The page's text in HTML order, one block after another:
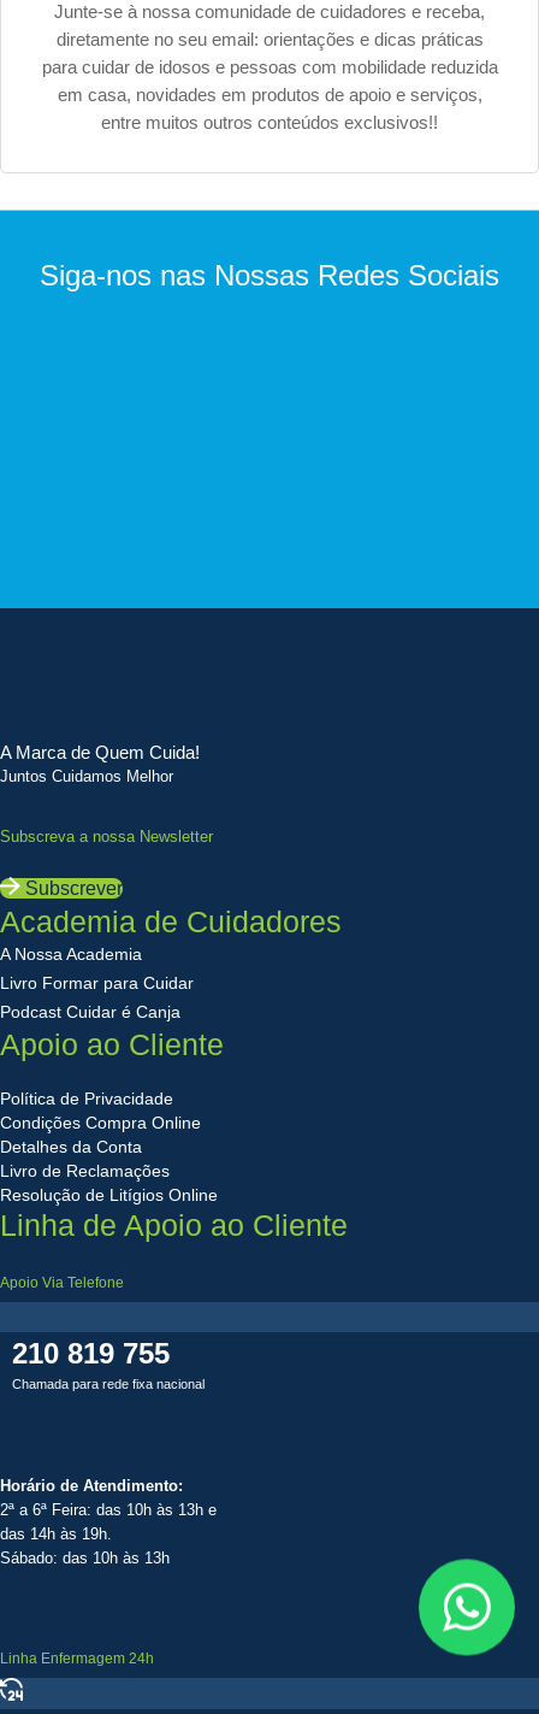
Junte-se à nossa comunidade de cuidadores e receba,
diretamente no seu email: orientações e dicas práticas
para cuidar de idosos e pessoas com mobilidade reduzida
em casa, novidades em produtos de apoio e serviços,
entre muitos outros conteúdos exclusivos!!
Siga-nos nas Nossas Redes Sociais
A Marca de Quem Cuida!
Juntos Cuidamos Melhor
Subscreva a nossa Newsletter
Subscrever
Academia de Cuidadores
A Nossa Academia
Livro Formar para Cuidar
Podcast Cuidar é Canja
Apoio ao Cliente
Política de Privacidade
Condições Compra Online
Detalhes da Conta
Livro de Reclamações
Resolução de Litígios Online
Linha de Apoio ao Cliente
Apoio Via Telefone
210 819 755
Chamada para rede fixa nacional
Horário de Atendimento:
2ª a 6ª Feira: das 10h às 13h e
das 14h às 19h.
Sábado: das 10h às 13h
Linha Enfermagem 24h